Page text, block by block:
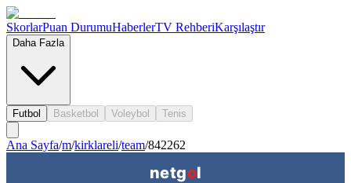
SkorlarPuan DurumuHaberlerTV RehberiKarşılaştır
Daha Fazla
Futbol Basketbol Voleybol Tenis
Ana Sayfa/m/kirklareli/team/842262
netgol